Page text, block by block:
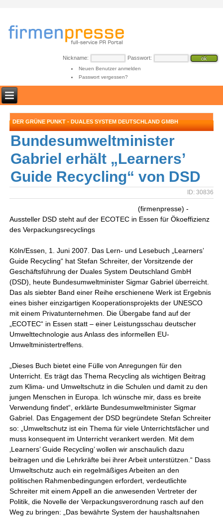
Nickname: Passwort:
Neuen Benutzer anmelden
Passwort vergessen?
DER GRÜNE PUNKT - DUALES SYSTEM DEUTSCHLAND GMBH
Bundesumweltminister
Gabriel erhält „Learners’
Guide Recycling“ von DSD
ID: 30836
(firmenpresse) -
Aussteller DSD steht auf der ECOTEC in Essen für Ökoeffizienz
des Verpackungsrecyclings
Köln/Essen, 1. Juni 2007. Das Lern- und Lesebuch „Learners’
Guide Recycling“ hat Stefan Schreiter, der Vorsitzende der
Geschäftsführung der Duales System Deutschland GmbH
(DSD), heute Bundesumweltminister Sigmar Gabriel überreicht.
Das als siebter Band einer Reihe erschienene Werk ist Ergebnis
eines bisher einzigartigen Kooperationsprojekts der UNESCO
mit einem Privatunternehmen. Die Übergabe fand auf der
„ECOTEC“ in Essen statt – einer Leistungsschau deutscher
Umwelttechnologie aus Anlass des informellen EU-
Umweltministertreffens.
„Dieses Buch bietet eine Fülle von Anregungen für den
Unterricht. Es trägt das Thema Recycling als wichtigen Beitrag
zum Klima- und Umweltschutz in die Schulen und damit zu den
jungen Menschen in Europa. Ich wünsche mir, dass es breite
Verwendung findet“, erklärte Bundesumweltminister Sigmar
Gabriel. Das Engagement der DSD begründete Stefan Schreiter
so: „Umweltschutz ist ein Thema für viele Unterrichtsfächer und
muss konsequent im Unterricht verankert werden. Mit dem
‚Learners’ Guide Recycling’ wollen wir anschaulich dazu
beitragen und die Lehrkräfte bei ihrer Arbeit unterstützen.“ Dass
Umweltschutz auch ein regelmäßiges Arbeiten an den
politischen Rahmenbedingungen erfordert, verdeutlichte
Schreiter mit einem Appell an die anwesenden Vertreter der
Politik, die Novelle der Verpackungsverordnung rasch auf den
Weg zu bringen: „Das bewährte System der haushaltsnahen